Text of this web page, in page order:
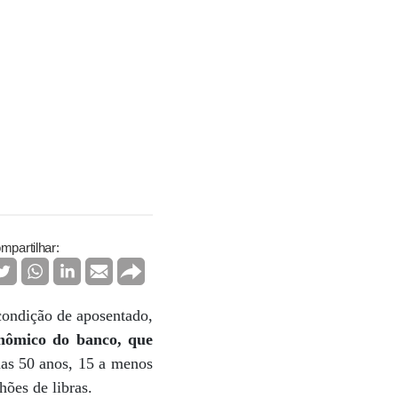
de aposentado,
do banco, que
50 anos, 15 a menos
de libras.